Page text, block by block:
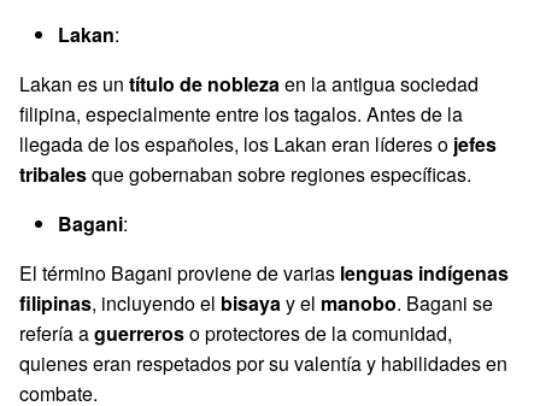
Lakan:
Lakan es un título de nobleza en la antigua sociedad
filipina, especialmente entre los tagalos. Antes de la
llegada de los españoles, los Lakan eran líderes o jefes
tribalesque gobernaban sobre regiones específicas.
Bagani:
El término Bagani proviene de varias lenguas indígenas
filipinas, incluyendo el bisaya y el manobo. Bagani se
refería aguerreroso protectores de la comunidad,
quienes eran respetados por su valentía y habilidades en
combate.